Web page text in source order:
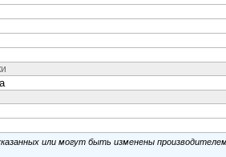
в корзину
M 0.5м
в корзину